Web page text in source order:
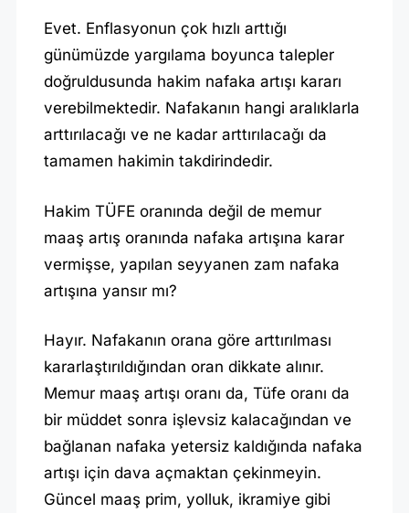
Evet. Enflasyonun çok hızlı arttığı
günümüzde yargılama boyunca talepler
doğruldusunda hakim nafaka artışı kararı
verebilmektedir. Nafakanın hangi aralıklarla
arttırılacağı ve ne kadar arttırılacağı da
tamamen hakimin takdirindedir.
Hakim TÜFE oranında değil de memur
maaş artış oranında nafaka artışına karar
vermişse, yapılan seyyanen zam nafaka
artışına yansır mı?
Hayır. Nafakanın orana göre arttırılması
kararlaştırıldığından oran dikkate alınır.
Memur maaş artışı oranı da, Tüfe oranı da
bir müddet sonra işlevsiz kalacağından ve
bağlanan nafaka yetersiz kaldığında nafaka
artışı için dava açmaktan çekinmeyin.
Güncel maaş prim, yolluk, ikramiye gibi